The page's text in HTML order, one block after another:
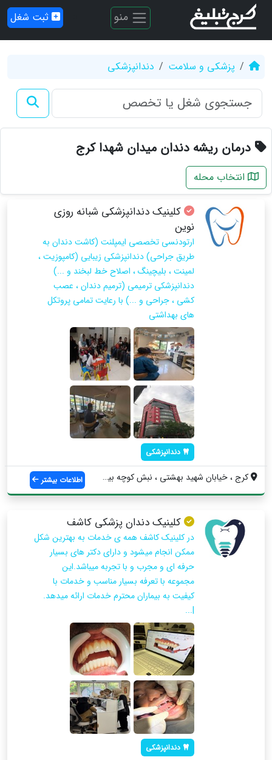
منو ثبت شغل
پزشکی و سلامت دندانپزشکی
درمان ریشه دندان میدان شهدا کرج
انتخاب محله
کلینیک دندانپزشکی شبانه روزی
نوین
ارتودنسی تخصصی ایمپلنت (کاشت دندان به
طریق جراحی) دندانپزشکی زیبایی (کامپوزیت ،
لمینت ، بلیچینگ ، اصلاح خط لبخند و ...)
دندانپزشکی ترمیمی (ترمیم دندان ، عصب
کشی ، جراحی و ...) با رعایت تمامی پروتکل
های بهداشتی
دندانپزشکی
کرج ، خیابان شهید بهشتی ، نبش کوچه بیمار... اطلاعات بیشتر
کلینیک دندان پزشکی کاشف
در کلینیک کاشف همه ی خدمات به بهترین شکل
ممکن انجام میشود و دارای دکتر های بسیار
حرفه ای و مجرب و با تجربه میباشد.این
مجموعه با تعرفه بسیار مناسب و خدمات با
کیفیت به بیماران محترم خدمات ارائه میدهد.
|...
دندانپزشکی